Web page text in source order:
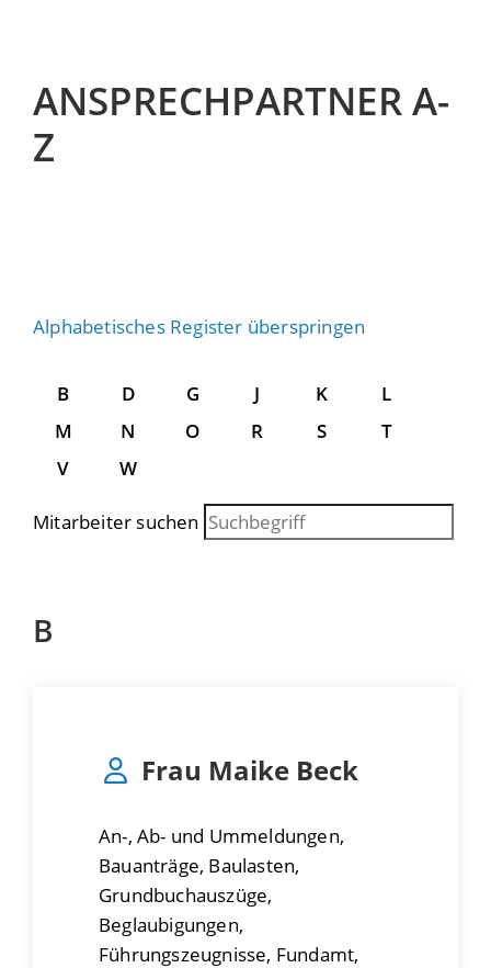
ANSPRECHPARTNER A-
Z
Alphabetisches Register überspringen
B D G J K
L
M
N O R S
T
V
W
Mitarbeiter suchen
B
Frau Maike Beck
An-, Ab- und Ummeldungen,
Bauanträge, Baulasten,
Grundbuchauszüge,
Beglaubigungen,
Führungszeugnisse, Fundamt,